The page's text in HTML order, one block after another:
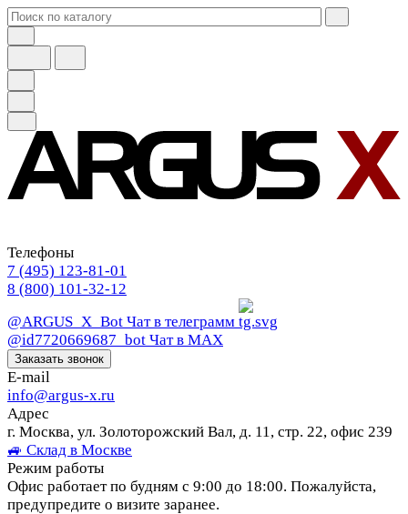
Телефоны
7 (495) 123-81-01
8 (800) 101-32-12
@ARGUS_X_Bot Чат в телеграмм
@id7720669687_bot Чат в МАХ
Заказать звонок
E-mail
info@argus-x.ru
Адрес
г. Москва, ул. Золоторожский Вал, д. 11, стр. 22, офис 239
🚙 Склад в Москве
Режим работы
Офис работает по будням с 9:00 до 18:00. Пожалуйста,
предупредите о визите заранее.